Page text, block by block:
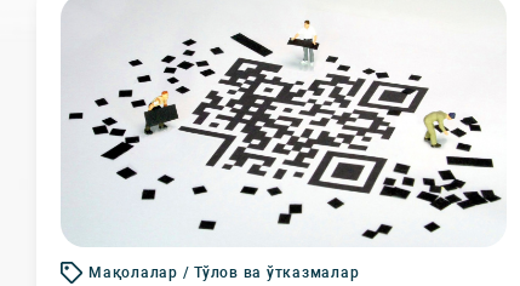
Мақолалар / Тўлов ва ўтказмалар